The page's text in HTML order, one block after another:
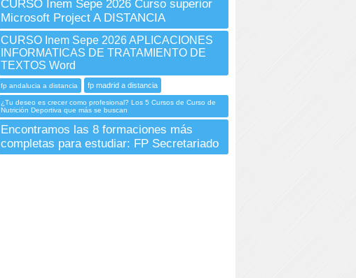
CURSO Inem Sepe 2026 Curso superior
Microsoft Project A DISTANCIA
CURSO Inem Sepe 2026 APLICACIONES
INFORMATICAS DE TRATAMIENTO DE
TEXTOS Word
fp andalucia a distancia fp madrid a distancia
¿Tu deseo es crecer como profesional? Los 5 Cursos de Curso de
Nutrición Deportiva que más se buscan
Encontramos las 8 formaciones más
completas para estudiar: FP Secretariado